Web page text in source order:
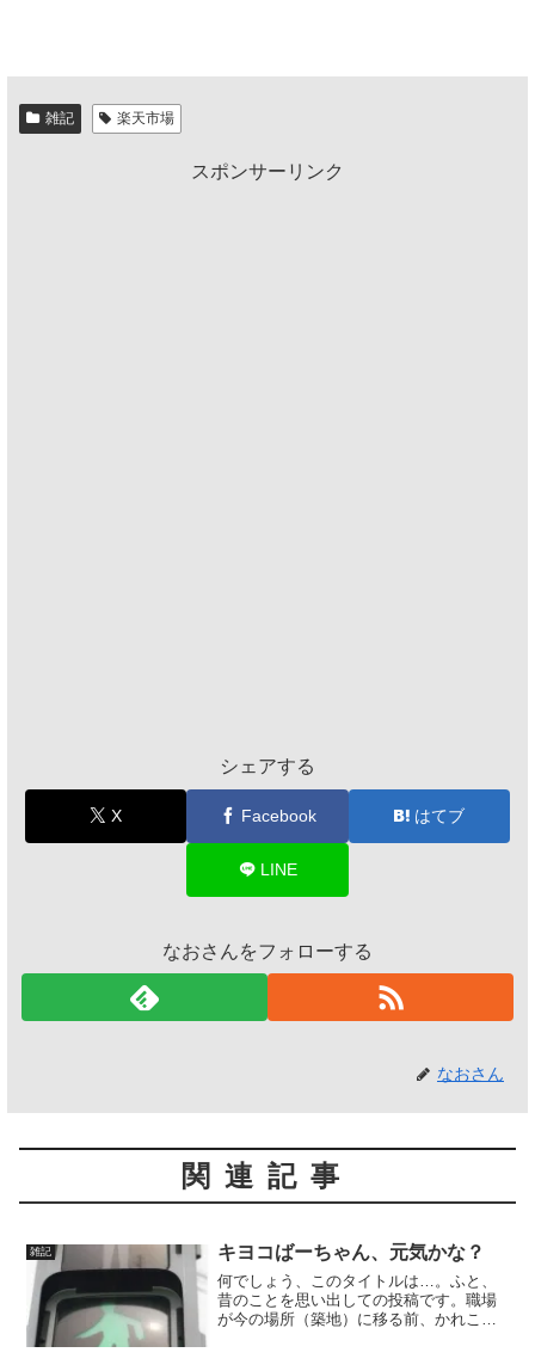
雑記 楽天市場
スポンサーリンク
シェアする
X Facebook はてブ
LINE
なおさんをフォローする
なおさん
関連記事
雑記 キヨコばーちゃん、元気かな？
何でしょう、このタイトルは…。ふと、
昔のことを思い出しての投稿です。職場
が今の場所（築地）に移る前、かれこれ2